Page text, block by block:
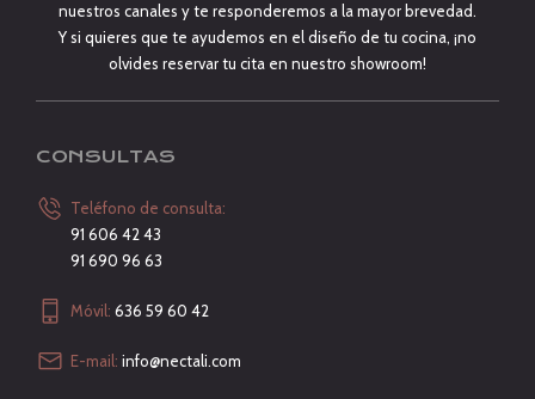
nuestros canales y te responderemos a la mayor brevedad.
Y si quieres que te ayudemos en el diseño de tu cocina, ¡no
olvides reservar tu cita en nuestro showroom!
CONSULTAS
Teléfono de consulta:
91 606 42 43
91 690 96 63
Móvil: 636 59 60 42
E-mail: info@nectali.com